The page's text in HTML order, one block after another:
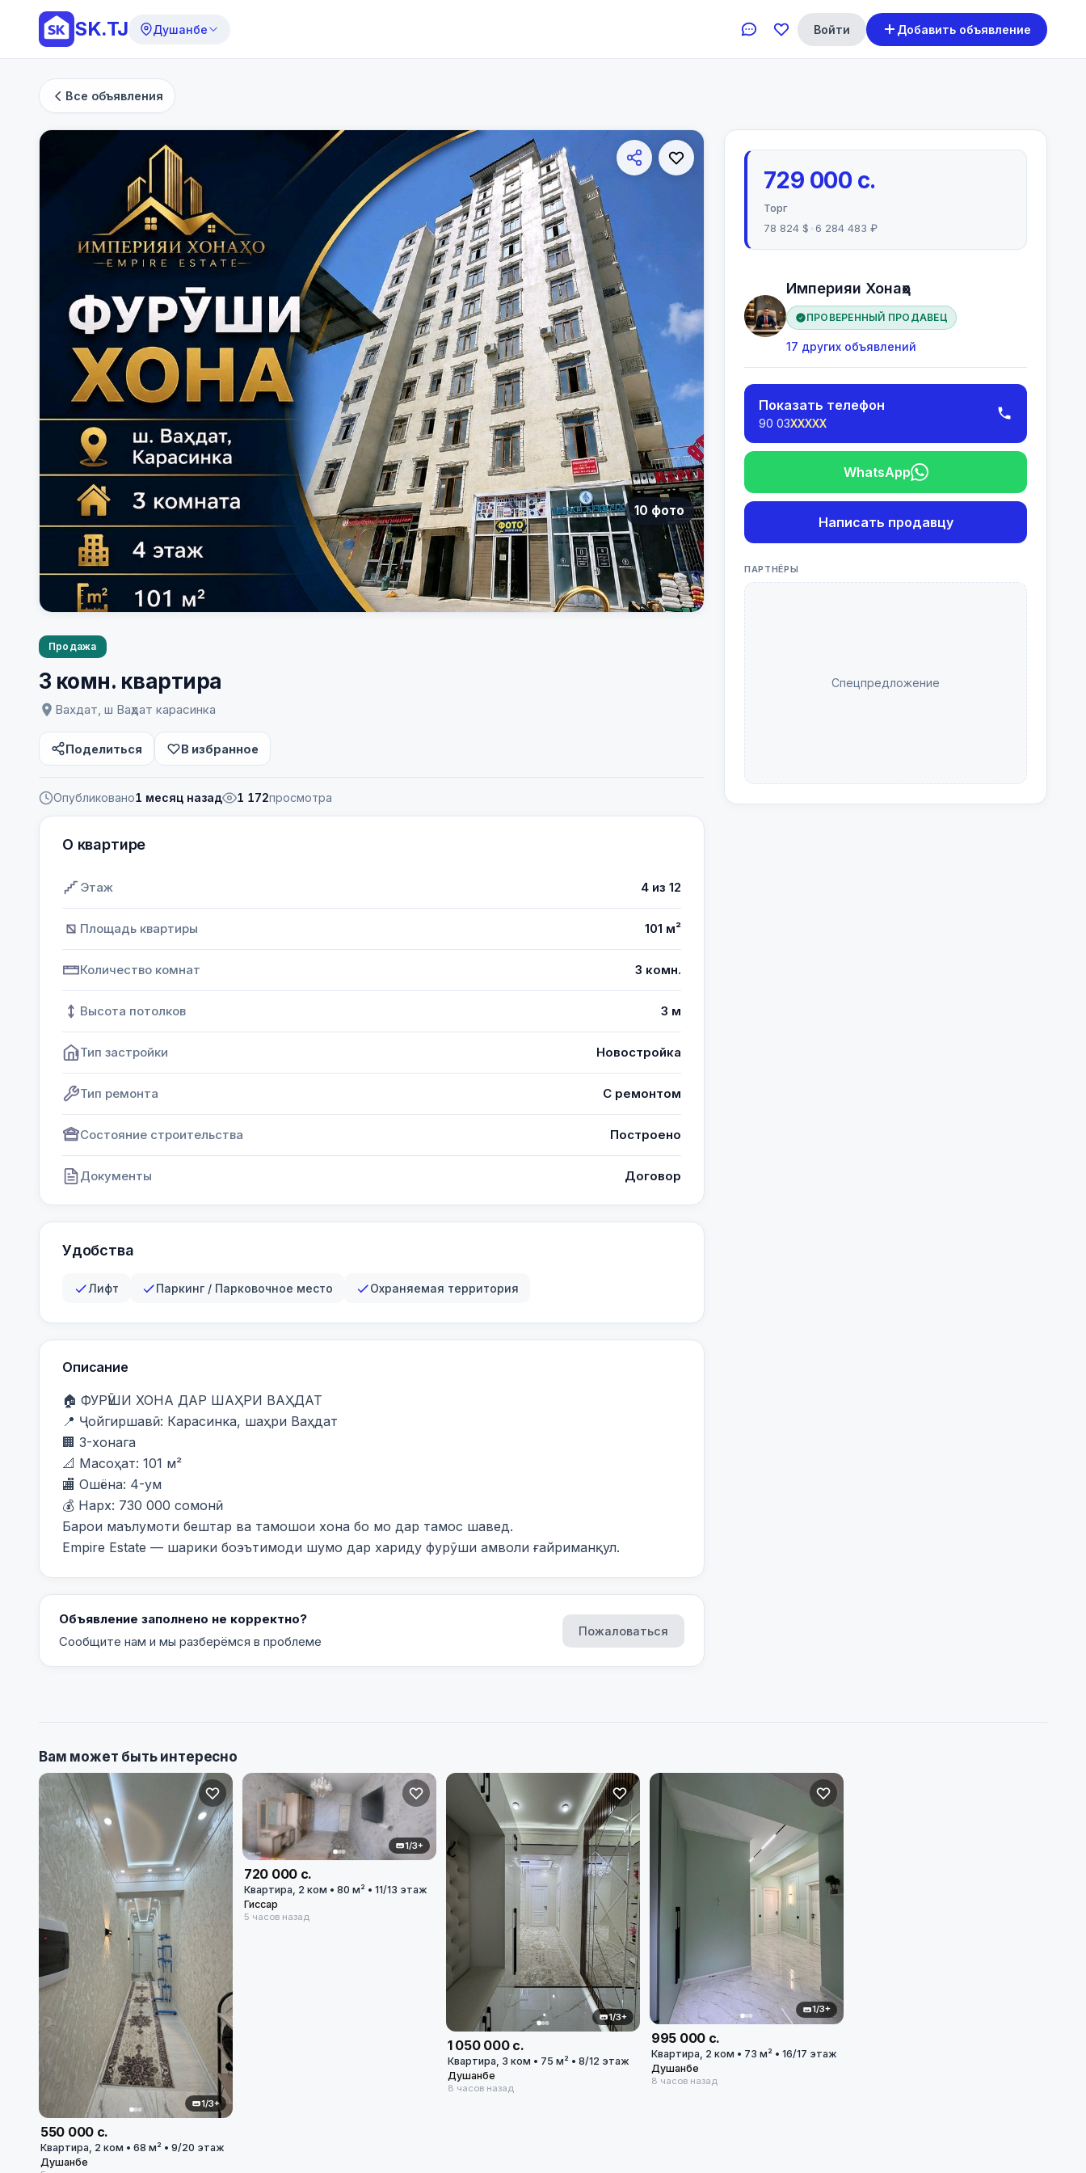
SK.TJ Душанбе Войти Добавить объявление
Все объявления
10 фото
Продажа
3 комн. квартира
Вахдат, ш Ваҳдат карасинка
Поделиться В избранное
Опубликовано1 месяц назад 1 172просмотра
О квартире
Этаж 4 из 12
Площадь квартиры 101 м²
Количество комнат 3 комн.
Высота потолков 3 м
Тип застройки Новостройка
Тип ремонта С ремонтом
Состояние строительства Построено
Документы Договор
Удобства
Лифт Паркинг / Парковочное место Охраняемая территория
Описание
🏠 ФУРӮШИ ХОНА ДАР ШАҲРИ ВАҲДАТ
📍 Ҷойгиршавӣ: Карасинка, шаҳри Ваҳдат
🏢 3-хонага
📐 Масоҳат: 101 м²
🏬 Ошёна: 4-ум
💰 Нарх: 730 000 сомонӣ
Барои маълумоти бештар ва тамошои хона бо мо дар тамос шавед.
Empire Estate — шарики боэътимоди шумо дар хариду фурӯши амволи ғайриманқул.
Объявление заполнено не корректно?
Сообщите нам и мы разберёмся в проблеме
Пожаловаться
729 000 с.
Торг
78 824 $
6 284 483 ₽
Империяи Хонаҳо
ПРОВЕРЕННЫЙ ПРОДАВЕЦ
17 других объявлений
Показать телефон
90 03XXXXX
WhatsApp
Написать продавцу
ПАРТНЁРЫ
Спецпредложение
Вам может быть интересно
1/3+
550 000 с.
Квартира, 2 ком • 68 м² • 9/20 этаж
Душанбе
1/3+
720 000 с.
Квартира, 2 ком • 80 м² • 11/13 этаж
Гиссар
5 часов назад
1/3+
1 050 000 с.
Квартира, 3 ком • 75 м² • 8/12 этаж
Душанбе
8 часов назад
1/3+
995 000 с.
Квартира, 2 ком • 73 м² • 16/17 этаж
Душанбе
8 часов назад